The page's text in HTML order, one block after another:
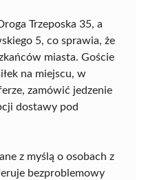
Trzeposka 35, a
5, co sprawia, że
miasta. Goście
na miejscu, w
zamówić jedzenie
dostawy pod
z myślą o osobach z
bezproblemowy